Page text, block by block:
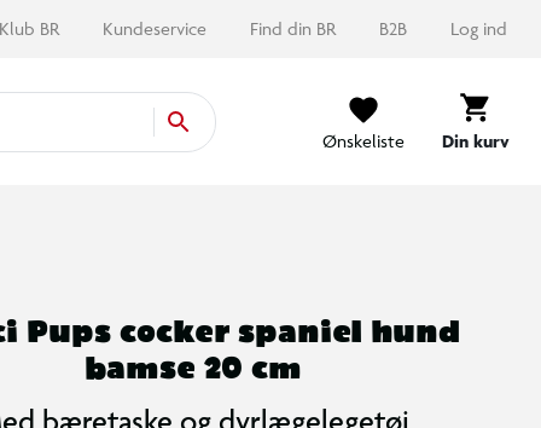
Klub BR Kundeservice Find din BR B2B Log ind
Ønskeliste Din kurv
Pups cocker spaniel hund
bamse 20 cm
bæretaske og dyrlægelegetøj